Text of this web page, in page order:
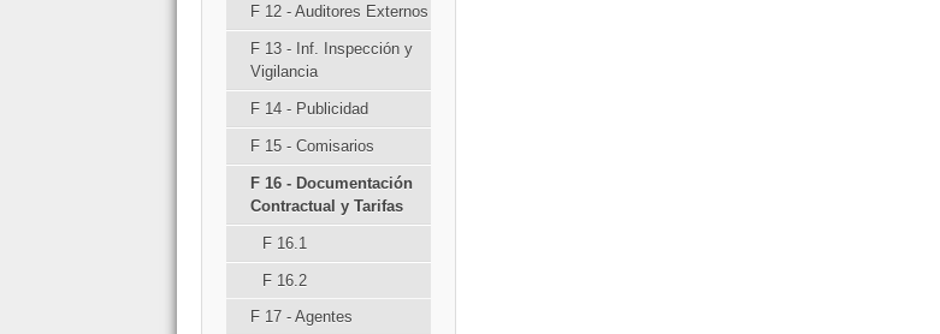
F 12 - Auditores Externos
F 13 - Inf. Inspección y
Vigilancia
F 14 - Publicidad
F 15 - Comisarios
F 16 - Documentación
Contractual y Tarifas
F 16.1
F 16.2
F 17 - Agentes